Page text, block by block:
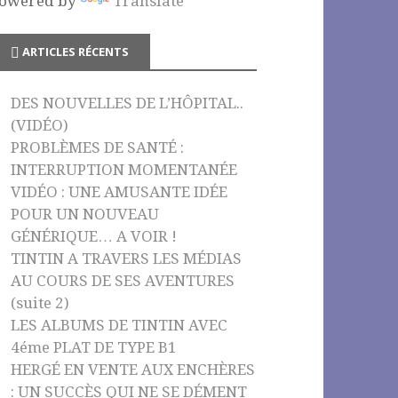
o
k
e
h
a
n
el
ARTICLES RÉCENTS
DES NOUVELLES DE L’HÔPITAL..
(VIDÉO)
PROBLÈMES DE SANTÉ :
INTERRUPTION MOMENTANÉE
VIDÉO : UNE AMUSANTE IDÉE
POUR UN NOUVEAU
GÉNÉRIQUE… A VOIR !
TINTIN A TRAVERS LES MÉDIAS
AU COURS DE SES AVENTURES
(suite 2)
LES ALBUMS DE TINTIN AVEC
4éme PLAT DE TYPE B1
HERGÉ EN VENTE AUX ENCHÈRES
: UN SUCCÈS QUI NE SE DÉMENT